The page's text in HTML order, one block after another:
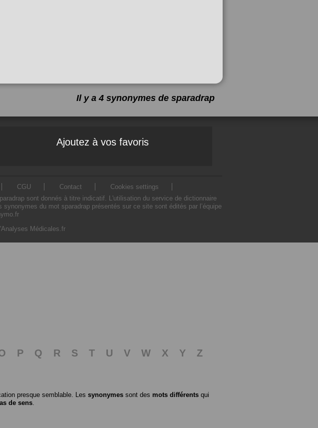
Il y a 4 synonymes de sparadrap
Ajoutez à vos favoris
CGU Contact
Cookies settings
sont donnés à titre indicatif. L'utilisation du service de dictionnaire
du mot sparadrap présentés sur ce site sont édités par l’équipe
Médicales.fr
P Q R S T U V W X Y
Z
presque semblable. Les synonymes sont des mots différents qui
de sens